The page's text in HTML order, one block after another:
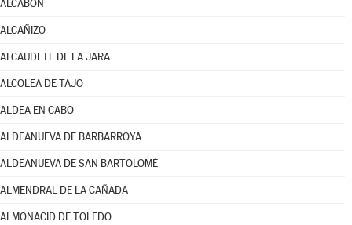
ALCABÓN
ALCAÑIZO
ALCAUDETE DE LA JARA
ALCOLEA DE TAJO
ALDEA EN CABO
ALDEANUEVA DE BARBARROYA
ALDEANUEVA DE SAN BARTOLOMÉ
ALMENDRAL DE LA CAÑADA
ALMONACID DE TOLEDO